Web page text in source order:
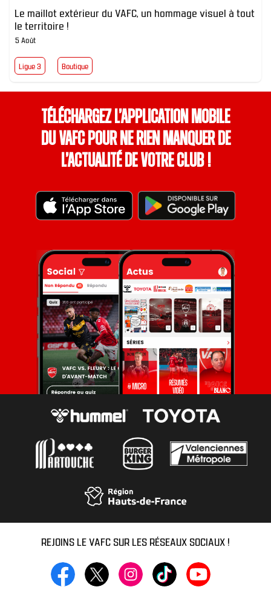
Le maillot extérieur du VAFC, un hommage visuel à tout
le territoire !
5 Août
Ligue 3 Boutique
Téléchargez l’application mobile
du VAFC pour ne rien manquer de
l’actualité de votre club !
REJOINS LE VAFC SUR LES RÉSEAUX SOCIAUX !